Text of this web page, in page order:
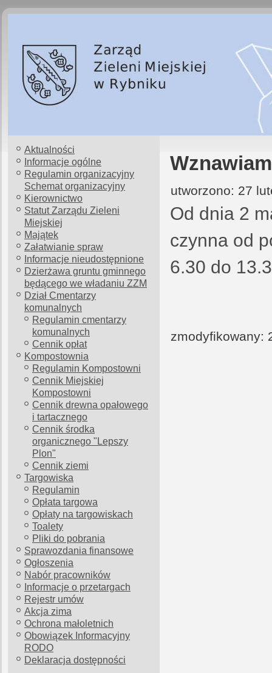
Aktualności
Informacje ogólne
Regulamin organizacyjny
Schemat organizacyjny
Kierownictwo
Statut Zarządu Zieleni
Miejskiej
Majątek
Załatwianie spraw
Informacje nieudostępnione
Dzierżawa gruntu gminnego
będącego we władaniu ZZM
Dział Cmentarzy
komunalnych
Regulamin cmentarzy
komunalnych
Cennik opłat
Kompostownia
Regulamin Kompostowni
Cennik Miejskiej
Kompostowni
Cennik drewna opałowego
i tartacznego
Cennik środka
organicznego "Lepszy
Plon"
Cennik ziemi
Targowiska
Regulamin
Opłata targowa
Opłaty na targowiskach
Toalety
Pliki do pobrania
Sprawozdania finansowe
Ogłoszenia
Nabór pracowników
Informacje o przetargach
Rejestr umów
Akcja zima
Ochrona małoletnich
Obowiązek Informacyjny
RODO
Deklaracja dostępności
utworzono: 27
Od dnia 2
czynna od
6.30 do
zmodyfikowany: